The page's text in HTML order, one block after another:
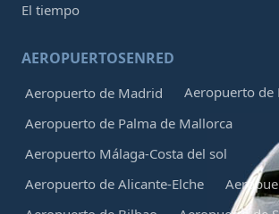
El tiempo
AEROPUERTOSENRED
Aeropuerto de Madrid
Aeropuerto de
Aeropuerto de Palma de Mallorca
Aeropuerto Málaga-Costa del sol
Aeropuerto de Alicante-Elche